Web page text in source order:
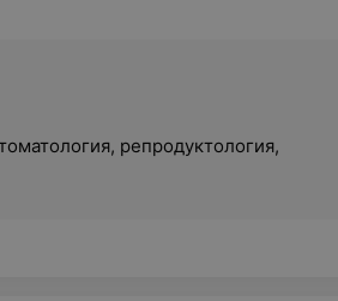
репродуктология,